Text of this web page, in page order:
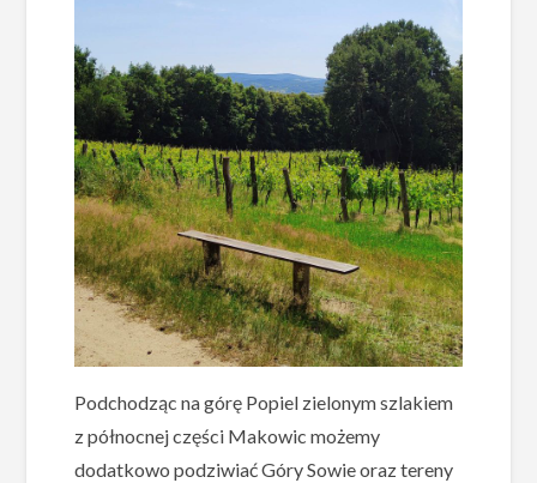
Podchodząc na górę Popiel zielonym szlakiem
z północnej części Makowic możemy
dodatkowo podziwiać Góry Sowie oraz tereny